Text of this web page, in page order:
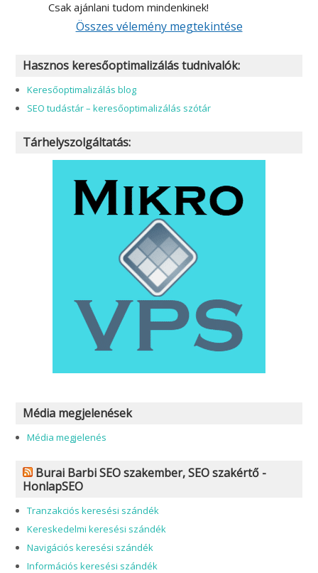
Csak ajánlani tudom mindenkinek!
Összes vélemény megtekintése
Hasznos keresőoptimalizálás tudnivalók:
Keresőoptimalizálás blog
SEO tudástár – keresőoptimalizálás szótár
Tárhelyszolgáltatás:
Média megjelenések
Média megjelenés
Burai Barbi SEO szakember, SEO szakértő -
HonlapSEO
Tranzakciós keresési szándék
Kereskedelmi keresési szándék
Navigációs keresési szándék
Információs keresési szándék